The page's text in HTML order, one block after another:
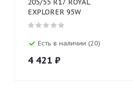
205/55 R17 ROYAL
EXPLORER 95W
Есть в наличии (20)
4 421 ₽